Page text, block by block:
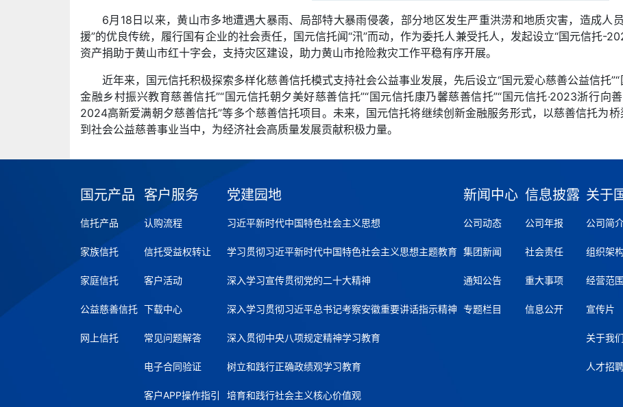
6月18日以来，黄山市多地遭遇大暴雨、局部特大暴雨侵袭，部分地区发生严重洪涝和地质灾害，造成人
援”的优良传统，履行国有企业的社会责任，国元信托闻“汛”而动，作为委托人兼受托人，发起设立“国元信托-
资产捐助于黄山市红十字会，支持灾区建设，助力黄山市抢险救灾工作平稳有序开展。
近年来，国元信托积极探索多样化慈善信托模式支持社会公益事业发展，先后设立“国元爱心慈善公益信托
金融乡村振兴教育慈善信托”“国元信托朝夕美好慈善信托”“国元信托康乃馨慈善信托”“国元信托·2023浙行向
2024高新爱满朝夕慈善信托”等多个慈善信托项目。未来，国元信托将继续创新金融服务形式，以慈善信托为
到社会公益慈善事业当中，为经济社会高质量发展贡献积极力量。
国元产品
信托产品
家族信托
家庭信托
公益慈善信托
网上信托
客户服务
认购流程
信托受益权转让
客户活动
下载中心
常见问题解答
电子合同验证
客户APP操作指引
党建园地
习近平新时代中国特色社会主义思想
学习贯彻习近平新时代中国特色社会主义思想主题教育
深入学习宣传贯彻党的二十大精神
深入学习贯彻习近平总书记考察安徽重要讲话指示精神
深入贯彻中央八项规定精神学习教育
树立和践行正确政绩观学习教育
培育和践行社会主义核心价值观
新闻中心
公司动态
集团新闻
通知公告
专题栏目
信息披露
公司年报
社会责任
重大事项
信息公开
关于
公司简
组织架
经营范围
宣传片
关于我们
人才招